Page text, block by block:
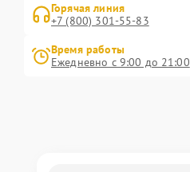
Горячая линия
+7 (800) 301-55-83
Время работы
Ежедневно с 9:00 до 21:00